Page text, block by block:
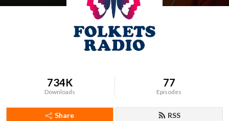
734K
Downloads
77
Episodes
Share RSS